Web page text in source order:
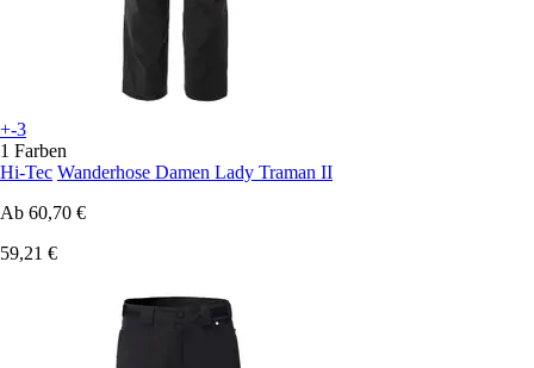
+-3
1 Farben
Hi-Tec Wanderhose Damen Lady Traman II
Ab 60,70 €
59,21 €